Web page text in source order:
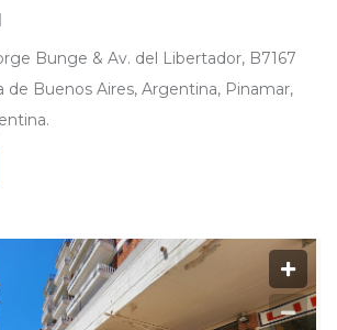
Bunge & Av. del Libertador, B7167
de Buenos Aires, Argentina, Pinamar,